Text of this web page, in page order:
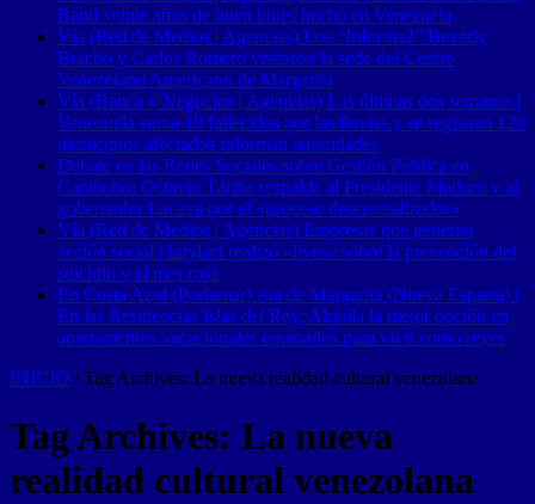
Band veinte años de buen blues hecho en Venezuela
Vía (Red de Medios | Agencias) Los “Informa2” Beverly
Bracho y Carlos Romero visitaron la sede del Centro
Venezolano Americano de Margarita
Vía (Banca y Negocios | Agencias) Las últimas dos semanas |
Venezuela suma 18 fallecidos por las lluvias y se registran 120
municipios afectados informan autoridades
Debate en las Redes Sociales sobre Gestión Pública en
Carabobo: Octavio Táriba respalda al Presidente Maduro y al
gobernador Lacava por el «proceso descentralizador»
Vía (Red de Medios | Agencias) Empresas que generan
acción social | Intylact realizó «lives» sobre la prevención del
suicidio y el mes rosa
En Costa Azul (Porlamar) isla de Margarita (Nueva Esparta) |
En las Residencias Islas del Rey: Alquila la mejor opción en
apartamentos vacacionales equipados para vivir como reyes
INICIO / Tag Archives: La nueva realidad cultural venezolana
Tag Archives: La nueva
realidad cultural venezolana